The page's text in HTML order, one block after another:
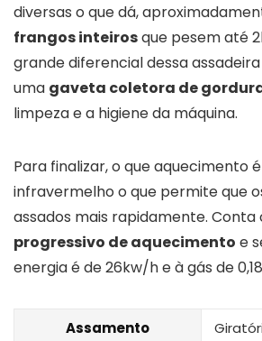
diversas o que dá,
frangos inteirosque pesem até
grande diferencial dessa
uma gaveta coletora de
limpeza e a higiene da máquina.
Para finalizar, o que aquecimento
infravermelho o que permite que
assados mais rapidamente. Conta
progressivo de aquecimento e
energia é de 26kw/h e à gás de
Assamento